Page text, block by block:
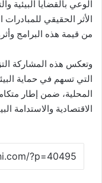
الوعي بالقضايا البيئية
الأثر الحقيقي
من قيمة هذه البرامج
وتعكس هذه المشاركة
التي تسهم في حماية
المحلية، ضمن إطار
الاقتصادية والاستدامة